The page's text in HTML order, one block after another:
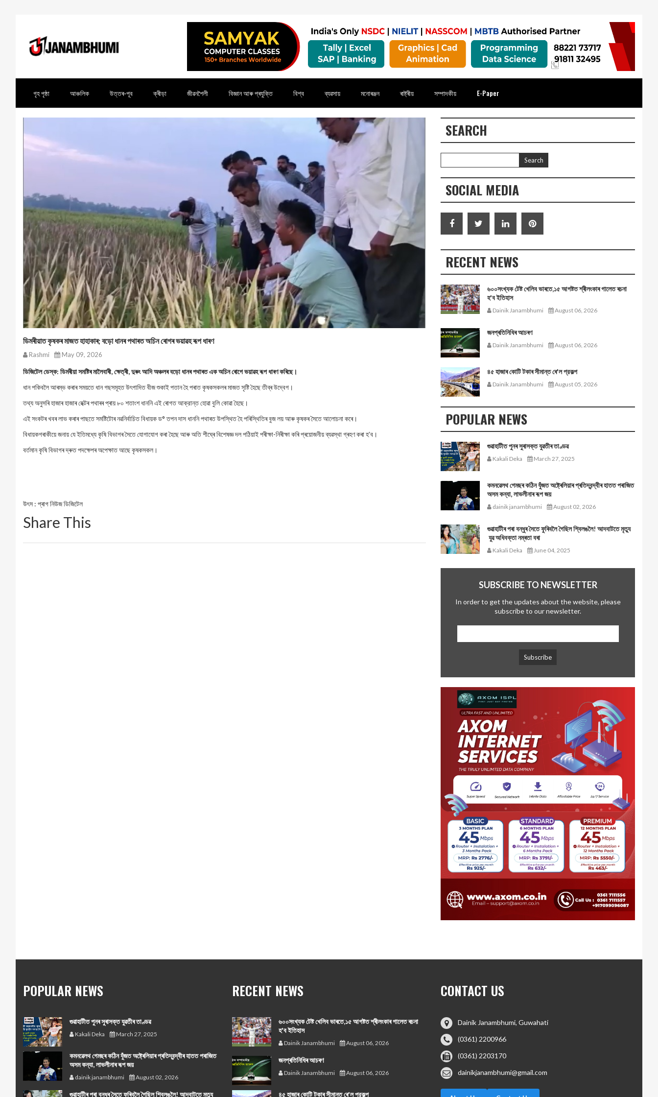
গৃহ পৃষ্ঠা আঞ্চলিক উত্তৰ-পূব ক্ৰীড়া জীৱনশৈলী বিজ্ঞান আৰু প্ৰযুক্তি বিশ্ব ব্যৱসায় মনোৰঞ্জন ৰাষ্ট্ৰীয় সম্পাদকীয় E-Paper
ডিমৰীয়াত কৃষকৰ মাজত হাহাকাৰ; বড়ো ধানৰ পথাৰত অচিন ৰোগৰ ভয়াৱহ ৰূপ ধাৰণ
Rashmi May 09, 2026
ডিজিটেল ডেস্ক: ডিমৰীয়া সমষ্টিৰ মালৈবাৰী, ক্ষেত্ৰী, দুৰুং আদি অঞ্চলৰ বড়ো ধানৰ পথাৰত এক অচিন ৰোগে ভয়াৱহ ৰূপ ধাৰণ কৰিছে।
ধান পকিবলৈ আৰম্ভ কৰাৰ সময়তে ধান গছসমূহত উৎপাদিত বীজ শুকাই পতান হৈ পৰাত কৃষকসকলৰ মাজত সৃষ্টি হৈছে তীব্ৰ উদ্বেগ।
তথ্য অনুসৰি হাজাৰ হাজাৰ হেক্টৰ পথাৰৰ প্ৰায় ৮০ শতাংশ ধাননি এই ৰোগত আক্রান্ত হোৱা বুলি কোৱা হৈছে।
এই সংকটৰ খবৰ লাভ কৰাৰ পাছতে সমষ্টিটোৰ নৱনিৰ্বাচিত বিধায়ক ড° তপন দাস ধাননি পথাৰত উপস্থিত হৈ পৰিস্থিতিৰ বুজ লয় আৰু কৃষকৰ সৈতে আলোচনা কৰে।
বিধায়কগৰাকীয়ে জনায় যে ইতিমধ্যে কৃষি বিভাগৰ সৈতে যোগাযোগ কৰা হৈছে আৰু অতি শীঘ্ৰে বিশেষজ্ঞ দল পঠিয়াই পৰীক্ষা-নিৰীক্ষা কৰি প্ৰয়োজনীয় ব্যৱস্থা গ্ৰহণ কৰা হ’ব।
বৰ্তমান কৃষি বিভাগৰ দ্ৰুত পদক্ষেপৰ অপেক্ষাত আছে কৃষকসকল।
উৎস : প্ৰাগ নিউজ ডিজিটেল
Share This
SEARCH
SOCIAL MEDIA
RECENT NEWS
৬০০সংখ্যক টেষ্ট খেলিব ভাৰতে,১৫ আগষ্টত শ্ৰীলংকাৰ গালেত ৰচনা
হ'ব ইতিহাস
Dainik Janambhumi August 06, 2026
জনপ্ৰতিনিধিৰ আচৰণ
Dainik Janambhumi August 06, 2026
৪৫ হাজাৰ কোটি টকাৰ সীমান্ত ৰে'ল প্রকল্প
Dainik Janambhumi August 05, 2026
POPULAR NEWS
গুৱাহাটীত পুনৰ সুৰাসক্ত যুৱতীৰ তাণ্ডৱ
Kakali Deka March 27, 2025
কমনৱেলথ গেমছৰ কঠিন যুঁজত অষ্ট্ৰেলিয়াৰ প্ৰতিদ্বন্দ্বীৰ হাতত পৰাজিত
অসম কন্যা, লাভলীনাৰ ৰূপ জয়
dainik janambhumi August 02, 2026
গুৱাহাটীৰ পৰা বন্ধুৰ সৈতে ফুৰিবলৈ গৈছিল শ্বিলঙলৈ! আদবাটতে মৃত্যু
যুৱ অধিবক্তা নম্ৰতা বৰা
Kakali Deka June 04, 2025
SUBSCRIBE TO NEWSLETTER
In order to get the updates about the website, please
subscribe to our newsletter.
POPULAR NEWS
গুৱাহাটীত পুনৰ সুৰাসক্ত যুৱতীৰ তাণ্ডৱ
Kakali Deka March 27, 2025
কমনৱেলথ গেমছৰ কঠিন যুঁজত অষ্ট্ৰেলিয়াৰ প্ৰতিদ্বন্দ্বীৰ হাতত পৰাজিত
অসম কন্যা, লাভলীনাৰ ৰূপ জয়
dainik janambhumi August 02, 2026
গুৱাহাটীৰ পৰা বন্ধুৰ সৈতে ফুৰিবলৈ গৈছিল শ্বিলঙলৈ! আদবাটতে মৃত্যু
RECENT NEWS
৬০০সংখ্যক টেষ্ট খেলিব ভাৰতে,১৫ আগষ্টত শ্ৰীলংকাৰ গালেত ৰচনা
হ'ব ইতিহাস
Dainik Janambhumi August 06, 2026
জনপ্ৰতিনিধিৰ আচৰণ
Dainik Janambhumi August 06, 2026
৪৫ হাজাৰ কোটি টকাৰ সীমান্ত ৰে'ল প্রকল্প
CONTACT US
Dainik Janambhumi, Guwahati
(0361) 2200966
(0361) 2203170
dainikjanambhumi@gmail.com